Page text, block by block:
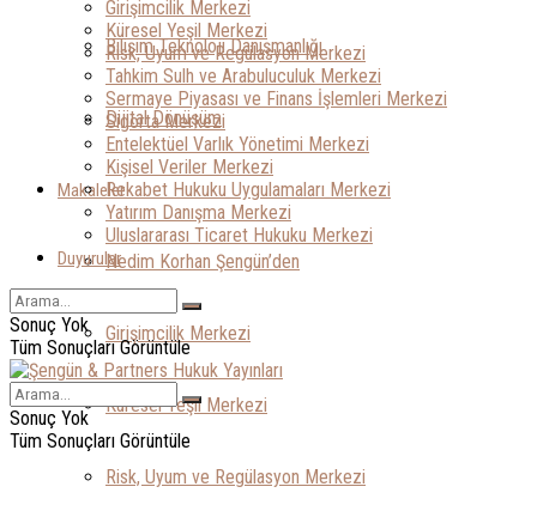
Bilişim Teknoloji Danışmanlığı
Dijital Dönüşüm
Makaleler
Nedim Korhan Şengün’den
Girişimcilik Merkezi
Küresel Yeşil Merkezi
Risk, Uyum ve Regülasyon Merkezi
Girişimcilik Merkezi
Küresel Yeşil Merkezi
Risk, Uyum ve Regülasyon Merkezi
Tahkim Sulh ve Arabuluculuk Merkezi
Sermaye Piyasası ve Finans İşlemleri Merkezi
Sigorta Merkezi
Entelektüel Varlık Yönetimi Merkezi
Kişisel Veriler Merkezi
Rekabet Hukuku Uygulamaları Merkezi
Yatırım Danışma Merkezi
Uluslararası Ticaret Hukuku Merkezi
Duyurular
Sonuç Yok
Tüm Sonuçları Görüntüle
Sonuç Yok
Tüm Sonuçları Görüntüle